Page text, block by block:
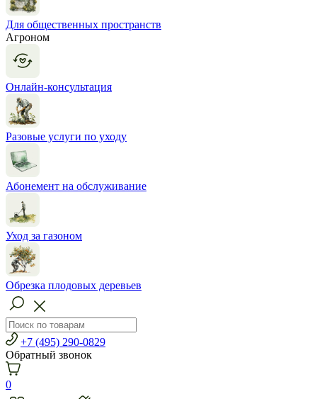
Для общественных пространств
Агроном
Онлайн-консультация
Разовые услуги по уходу
Абонемент на обслуживание
Уход за газоном
Обрезка плодовых деревьев
+7 (495) 290-0829
Обратный звонок
0